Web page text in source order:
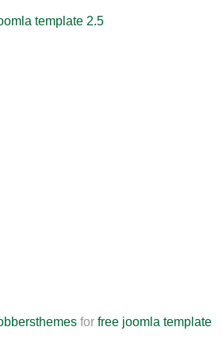
template 2.5
for free joomla template